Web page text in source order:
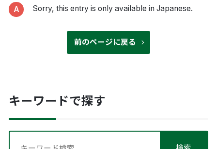
Sorry, this entry is only available inJapanese.
前のページに戻る
キーワードで探す